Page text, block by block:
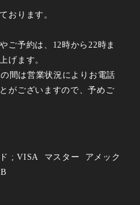
おります。
ご予約は、12時から22時ま
げます。
間は営業状況によりお電話
がございますので、予めご
; VISA マスター
アメック